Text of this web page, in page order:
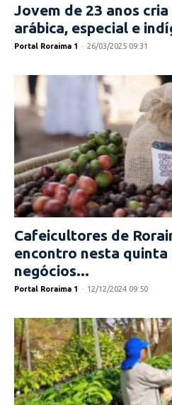
Jovem de 23 anos
arábica, especial e
Portal Roraima 1 - 26/03/2025 09:31
Cafeicultores de
encontro nesta
negócios...
Portal Roraima 1 - 12/12/2024 09:50